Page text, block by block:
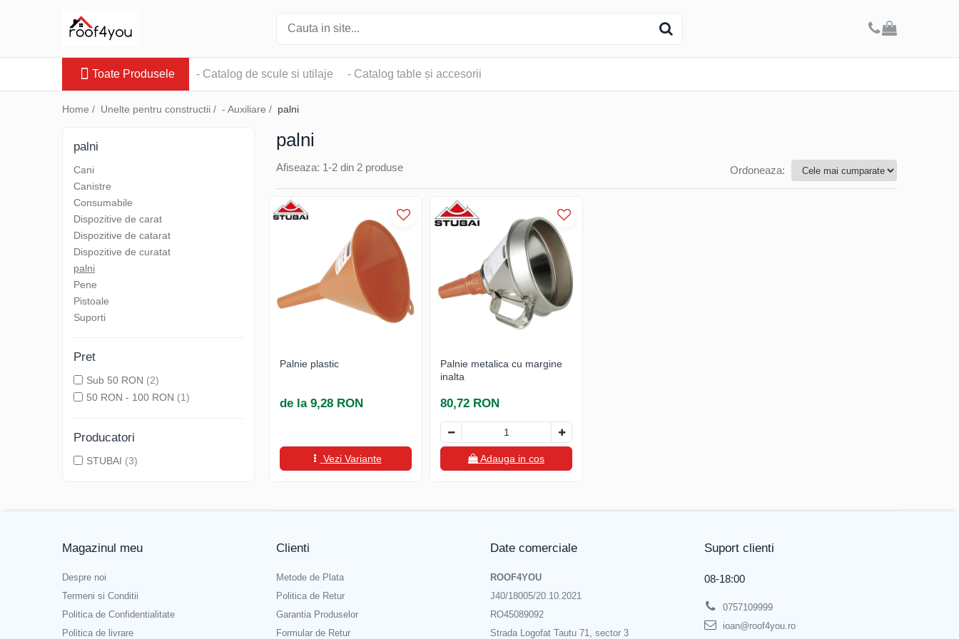
Tinichigerie - Scule
Foarfeci de dreapta (R)
Foarfeci cu taiere dreapta
Foarfeci pentru crestaturi
Clesti inchidere falt
Clesti inchidere in streasina
Clesti jgheaburi si burlane
Clesti de sficuit
Clesti inchidere capace atic
Ciocane cu cap din plastic
Toate Produsele - Catalog de scule si utilaje - Catalog table și accesorii
Home / Unelte pentru constructii / - Auxiliare / palni
palni
palni
Cani
Canistre
Consumabile
Dispozitive de carat
Dispozitive de catarat
Dispozitive de curatat
palni
Pene
Pistoale
Suporti
Pret
Sub 50 RON (2)
50 RON - 100 RON (1)
Producatori
STUBAI (3)
Afiseaza: 1-2 din 2 produse Ordoneaza:
Palnie plastic
de la 9,28 RON
Vezi Variante
Palnie metalica cu margine
inalta
80,72 RON
Adauga in cos
Magazinul meu
Despre noi
Termeni si Conditii
Politica de Confidentialitate
Politica de livrare
Clienti
Metode de Plata
Politica de Retur
Garantia Produselor
Formular de Retur
Date comerciale
ROOF4YOU
J40/18005/20.10.2021
RO45089092
Strada Logofat Tautu 71, sector 3
Suport clienti
08-18:00
0757109999
ioan@roof4you.ro